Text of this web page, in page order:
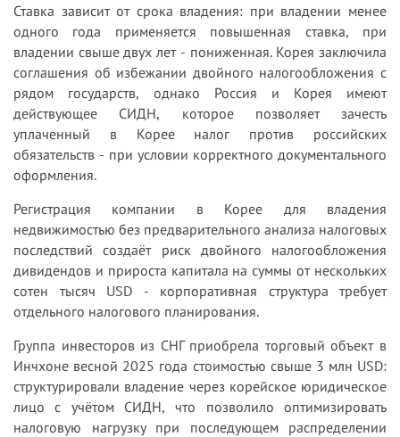
Ставка зависит от срока владения: при владении менее
одного года применяется повышенная ставка, при
владении свыше двух лет - пониженная. Корея заключила
соглашения об избежании двойного налогообложения с
рядом государств, однако Россия и Корея имеют
действующее СИДН, которое позволяет зачесть
уплаченный в Корее налог против российских
обязательств - при условии корректного документального
оформления.
Регистрация компании в Корее для владения
недвижимостью без предварительного анализа налоговых
последствий создаёт риск двойного налогообложения
дивидендов и прироста капитала на суммы от нескольких
сотен тысяч USD - корпоративная структура требует
отдельного налогового планирования.
Группа инвесторов из СНГ приобрела торговый объект в
Инчхоне весной 2025 года стоимостью свыше 3 млн USD:
структурировали владение через корейское юридическое
лицо с учётом СИДН, что позволило оптимизировать
налоговую нагрузку при последующем распределении